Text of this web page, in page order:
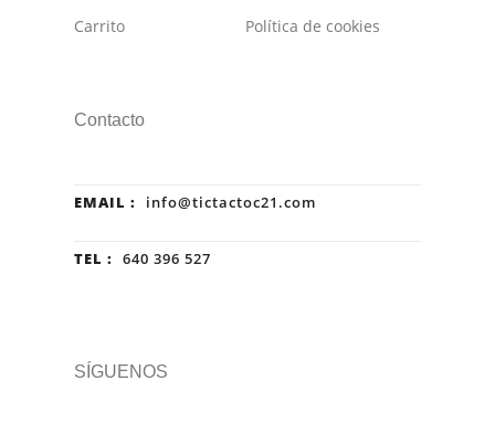
Carrito
Política de cookies
Contacto
EMAIL : info@tictactoc21.com
TEL : 640 396 527
SÍGUENOS